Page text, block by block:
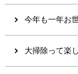
今年も一年お
大掃除って楽